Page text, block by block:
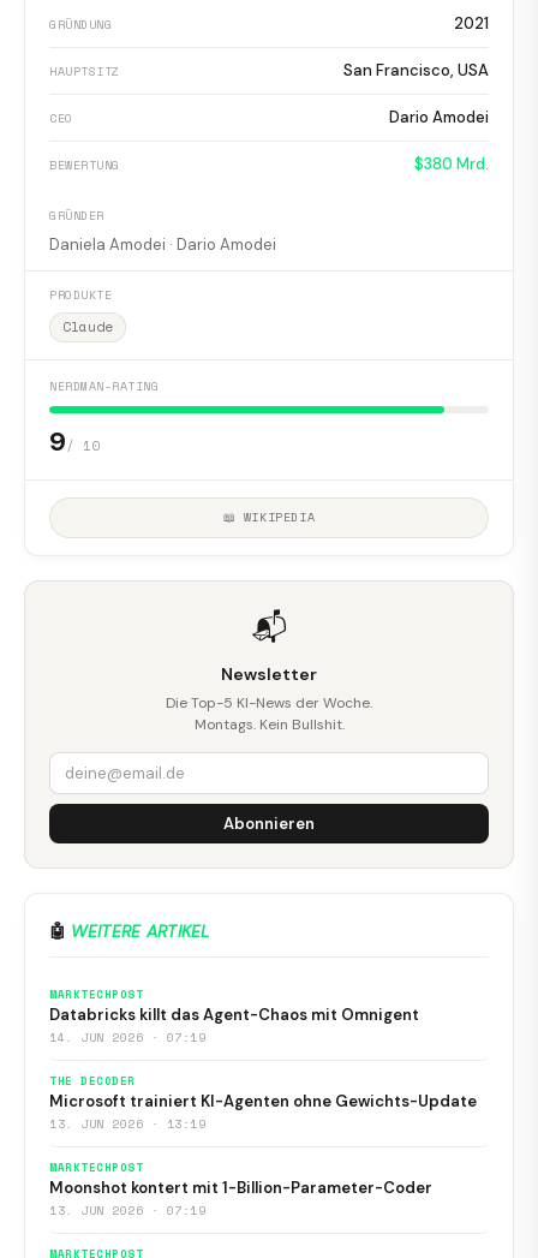
GRÜNDUNG 2021
HAUPTSITZ San Francisco, USA
CEO Dario Amodei
BEWERTUNG $380 Mrd.
GRÜNDER
Daniela Amodei · Dario Amodei
PRODUKTE
Claude
NERDMAN-RATING
9/ 10
📖 WIKIPEDIA
📬
Newsletter
Die Top-5 KI-News der Woche.
Montags. Kein Bullshit.
Abonnieren
🤖 WEITERE ARTIKEL
MARKTECHPOST
Databricks killt das Agent-Chaos mit Omnigent
14. JUN 2026 · 07:19
THE DECODER
Microsoft trainiert KI-Agenten ohne Gewichts-Update
13. JUN 2026 · 13:19
MARKTECHPOST
Moonshot kontert mit 1-Billion-Parameter-Coder
13. JUN 2026 · 07:19
MARKTECHPOST